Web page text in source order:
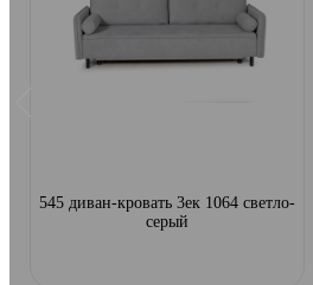
545 диван-кровать 3ек 1064 светло-
серый